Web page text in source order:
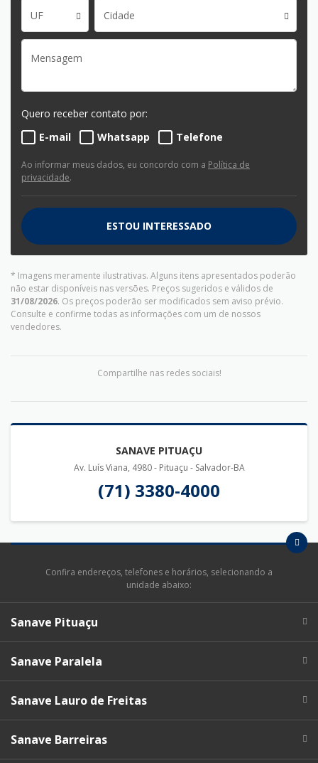
UF Cidade
Quero receber contato por:
E-mail
Whatsapp Telefone
Ao informar meus dados, eu concordo com a Política de
privacidade.
ESTOU INTERESSADO
* Imagens meramente ilustrativas. Alguns itens apresentados poderão
não estar disponíveis nas versões. Preços sugeridos e válidos de
31/08/2026. Os preços poderão ser modificados sem aviso prévio.
Consulte e confirme todas as informações com um de nossos
vendedores.
Compartilhe nas redes sociais!
SANAVE PITUAÇU
Av. Luís Viana, 4980 - Pituaçu - Salvador-BA
(71) 3380-4000
Confira endereços, telefones e horários, selecionando a
unidade abaixo:
Sanave Pituaçu
Sanave Paralela
Sanave Lauro de Freitas
Sanave Barreiras